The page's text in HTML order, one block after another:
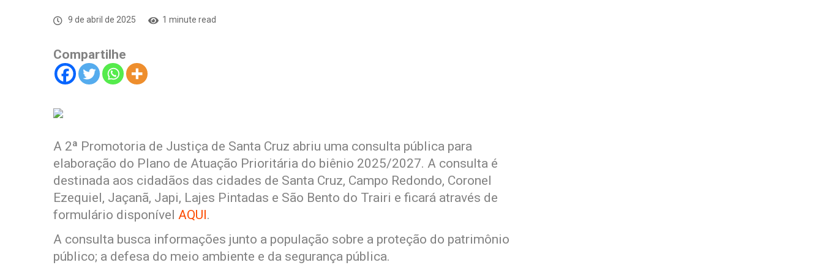
9 de abril de 2025 1 minute read
Compartilhe
A 2ª Promotoria de Justiça de Santa Cruz abriu uma consulta pública para
elaboração do Plano de Atuação Prioritária do biênio 2025/2027. A consulta é
destinada aos cidadãos das cidades de Santa Cruz, Campo Redondo, Coronel
Ezequiel, Jaçanã, Japi, Lajes Pintadas e São Bento do Trairi e ficará através de
formulário disponível AQUI .
A consulta busca informações junto a população sobre a proteção do patrimônio
público; a defesa do meio ambiente e da segurança pública.